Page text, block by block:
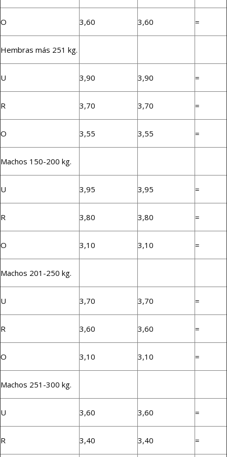
O 3,60 3,60 =
Hembras más 251 kg.
U 3,90 3,90 =
R 3,70 3,70 =
O 3,55 3,55 =
Machos 150-200 kg.
U 3,95 3,95 =
R 3,80 3,80 =
O 3,10 3,10 =
Machos 201-250 kg.
U 3,70 3,70 =
R 3,60 3,60 =
O 3,10 3,10 =
Machos 251-300 kg.
U 3,60 3,60 =
R 3,40 3,40 =